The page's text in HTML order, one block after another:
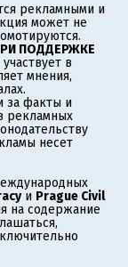
рекламными и
может не
ПОДДЕРЖКЕ
в
мнения,
за факты и
рекламных
несет
и Prague Civil
на содержание